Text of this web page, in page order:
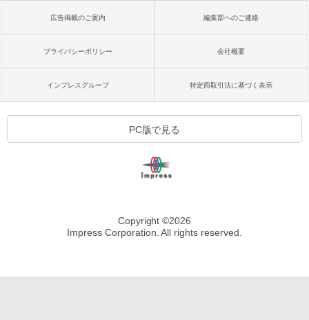
広告掲載のご案内 編集部へのご連絡
プライバシーポリシー 会社概要
インプレスグループ 特定商取引法に基づく表示
PC版で見る
Copyright ©2026
Impress Corporation. All rights reserved.